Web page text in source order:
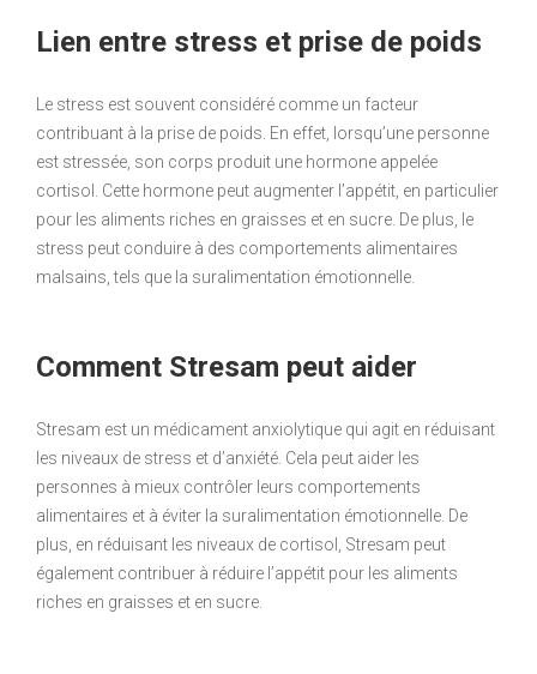
Lien entre stress et prise de poids
Le stress est souvent considéré comme un facteur
contribuant à la prise de poids. En effet, lorsqu’une personne
est stressée, son corps produit une hormone appelée
cortisol. Cette hormone peut augmenter l’appétit, en particulier
pour les aliments riches en graisses et en sucre. De plus, le
stress peut conduire à des comportements alimentaires
malsains, tels que la suralimentation émotionnelle.
Comment Stresam peut aider
Stresam est un médicament anxiolytique qui agit en réduisant
les niveaux de stress et d’anxiété. Cela peut aider les
personnes à mieux contrôler leurs comportements
alimentaires et à éviter la suralimentation émotionnelle. De
plus, en réduisant les niveaux de cortisol, Stresam peut
également contribuer à réduire l’appétit pour les aliments
riches en graisses et en sucre.